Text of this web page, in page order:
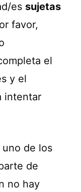
es sujetas
favor,
el
y el
intentar
uno de los
de
no hay